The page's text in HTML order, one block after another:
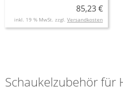
85,23 €
inkl. 19 % MwSt. zzgl. Versandkosten
Schaukelzubehör für